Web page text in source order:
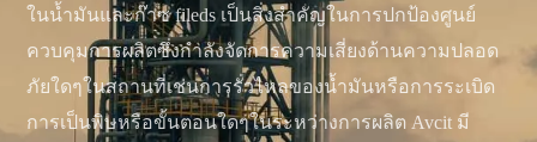
ในน้ำมันและก๊าซ fileds เป็นสิ่งสำคัญในการปกป้องศูนย์
ควบคุมการผลิตซึ่งกำลังจัดการความเสี่ยงด้านความปลอด
ภัยใดๆในสถานที่เช่นการรั่วไหลของน้ำมันหรือการระเบิด
การเป็นพิษหรือขั้นตอนใดๆในระหว่างการผลิต Avcit มี